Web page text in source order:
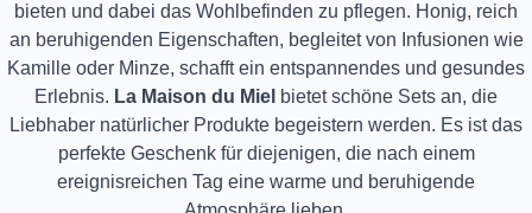
bieten und dabei das Wohlbefinden zu pflegen. Honig, reich
an beruhigenden Eigenschaften, begleitet von Infusionen wie
Kamille oder Minze, schafft ein entspannendes und gesundes
Erlebnis. La Maison du Miel bietet schöne Sets an, die
Liebhaber natürlicher Produkte begeistern werden. Es ist das
perfekte Geschenk für diejenigen, die nach einem
ereignisreichen Tag eine warme und beruhigende